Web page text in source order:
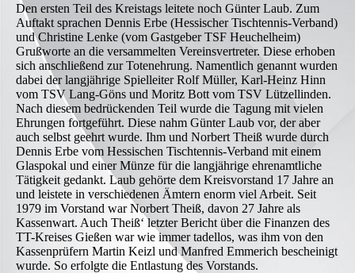
Den ersten Teil des Kreistags leitete noch Günter Laub. Zum
Auftakt sprachen Dennis Erbe (Hessischer Tischtennis-Verband)
und Christine Lenke (vom Gastgeber TSF Heuchelheim)
Grußworte an die versammelten Vereinsvertreter. Diese erhoben
sich anschließend zur Totenehrung. Namentlich genannt wurden
dabei der langjährige Spielleiter Rolf Müller, Karl-Heinz Hinn
vom TSV Lang-Göns und Moritz Bott vom TSV Lützellinden.
Nach diesem bedrückenden Teil wurde die Tagung mit vielen
Ehrungen fortgeführt. Diese nahm Günter Laub vor, der aber
auch selbst geehrt wurde. Ihm und Norbert Theiß wurde durch
Dennis Erbe vom Hessischen Tischtennis-Verband mit einem
Glaspokal und einer Münze für die langjährige ehrenamtliche
Tätigkeit gedankt. Laub gehörte dem Kreisvorstand 17 Jahre an
und leistete in verschiedenen Ämtern enorm viel Arbeit. Seit
1979 im Vorstand war Norbert Theiß, davon 27 Jahre als
Kassenwart. Auch Theiß‘ letzter Bericht über die Finanzen des
TT-Kreises Gießen war wie immer tadellos, was ihm von den
Kassenprüfern Martin Keizl und Manfred Emmerich bescheinigt
wurde. So erfolgte die Entlastung des Vorstands.